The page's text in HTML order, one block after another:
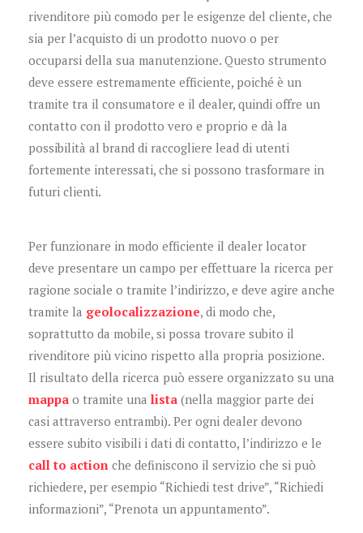
rivenditore più comodo per le esigenze del cliente, che
sia per l’acquisto di un prodotto nuovo o per
occuparsi della sua manutenzione. Questo strumento
deve essere estremamente efficiente, poiché è un
tramite tra il consumatore e il dealer, quindi offre un
contatto con il prodotto vero e proprio e dà la
possibilità al brand di raccogliere lead di utenti
fortemente interessati, che si possono trasformare in
futuri clienti.
Per funzionare in modo efficiente il dealer locator
deve presentare un campo per effettuare la ricerca per
ragione sociale o tramite l’indirizzo, e deve agire anche
tramite la geolocalizzazione, di modo che,
soprattutto da mobile, si possa trovare subito il
rivenditore più vicino rispetto alla propria posizione.
Il risultato della ricerca può essere organizzato su una
mappa o tramite una lista (nella maggior parte dei
casi attraverso entrambi). Per ogni dealer devono
essere subito visibili i dati di contatto, l’indirizzo e le
call to action che definiscono il servizio che si può
richiedere, per esempio “Richiedi test drive”, “Richiedi
informazioni”, “Prenota un appuntamento”.